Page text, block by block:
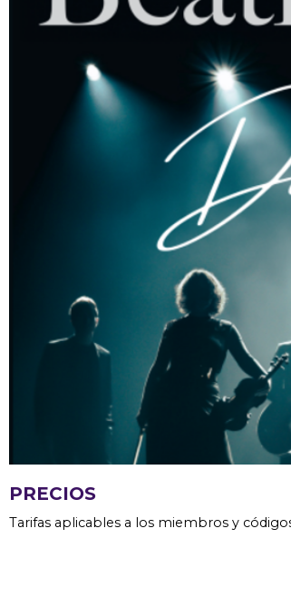
PRECIOS
Tarifas aplicables a los miembros y